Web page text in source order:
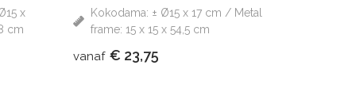
x
cm
Kokodama: ± Ø15 x 17 cm / Metal
frame: 15 x 15 x 54,5 cm
vanaf € 23,75